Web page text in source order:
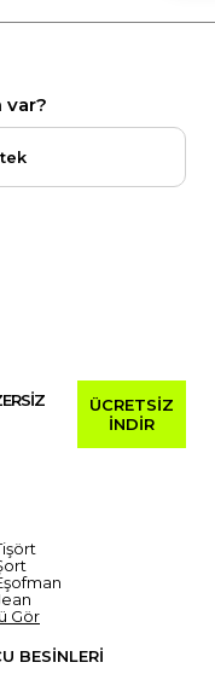
var?
ÜCRETSİZ
İNDİR
Gör
BESİNLERİ